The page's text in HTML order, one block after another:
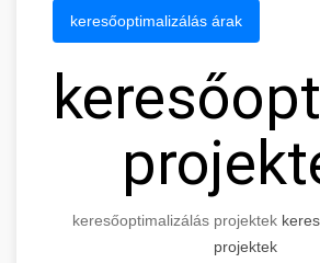
keresőoptimalizálás árak
keresőoptimalizálás projektek
projektek